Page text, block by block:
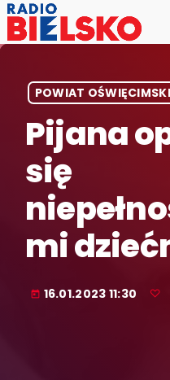
POWIAT OŚWIĘCIMSKI
Pijana
się
mi
today 16.01.2023 11:30